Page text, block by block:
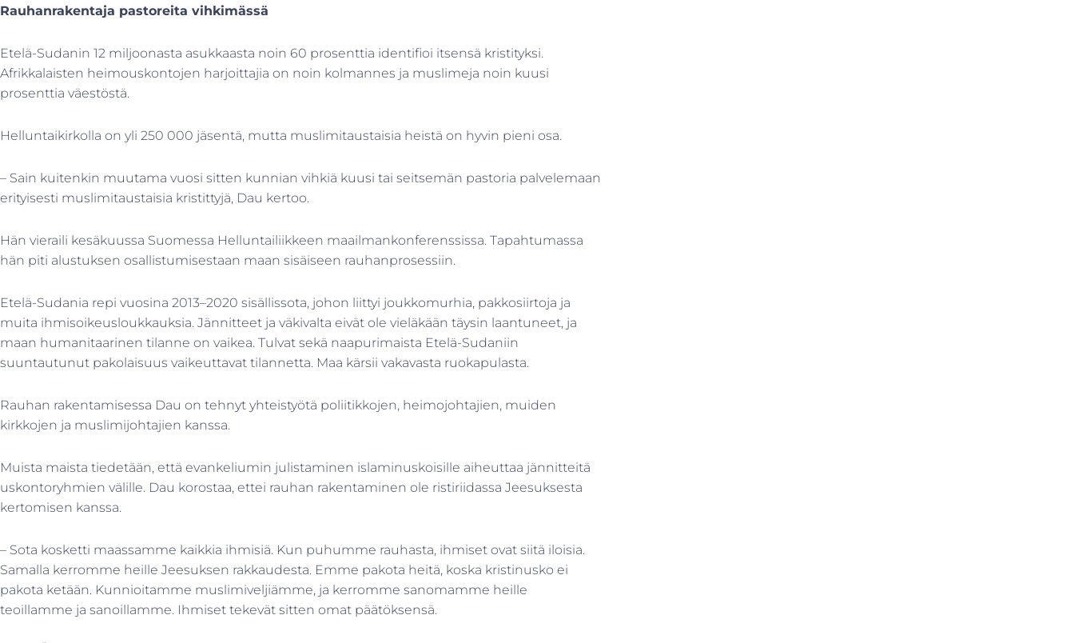
Rauhanrakentaja pastoreita vihkimässä
Etelä-Sudanin 12 miljoonasta asukkaasta noin 60 prosenttia identifioi itsensä kristityksi.
Afrikkalaisten heimouskontojen harjoittajia on noin kolmannes ja muslimeja noin kuusi
prosenttia väestöstä.
Helluntaikirkolla on yli 250 000 jäsentä, mutta muslimitaustaisia heistä on hyvin pieni osa.
– Sain kuitenkin muutama vuosi sitten kunnian vihkiä kuusi tai seitsemän pastoria palvelemaan
erityisesti muslimitaustaisia kristittyjä, Dau kertoo.
Hän vieraili kesäkuussa Suomessa Helluntailiikkeen maailmankonferenssissa. Tapahtumassa
hän piti alustuksen osallistumisestaan maan sisäiseen rauhanprosessiin.
Etelä-Sudania repi vuosina 2013–2020 sisällissota, johon liittyi joukkomurhia, pakkosiirtoja ja
muita ihmisoikeusloukkauksia. Jännitteet ja väkivalta eivät ole vieläkään täysin laantuneet, ja
maan humanitaarinen tilanne on vaikea. Tulvat sekä naapurimaista Etelä-Sudaniin
suuntautunut pakolaisuus vaikeuttavat tilannetta. Maa kärsii vakavasta ruokapulasta.
Rauhan rakentamisessa Dau on tehnyt yhteistyötä poliitikkojen, heimojohtajien, muiden
kirkkojen ja muslimijohtajien kanssa.
Muista maista tiedetään, että evankeliumin julistaminen islaminuskoisille aiheuttaa jännitteitä
uskontoryhmien välille. Dau korostaa, ettei rauhan rakentaminen ole ristiriidassa Jeesuksesta
kertomisen kanssa.
– Sota kosketti maassamme kaikkia ihmisiä. Kun puhumme rauhasta, ihmiset ovat siitä iloisia.
Samalla kerromme heille Jeesuksen rakkaudesta. Emme pakota heitä, koska kristinusko ei
pakota ketään. Kunnioitamme muslimiveljiämme, ja kerromme sanomamme heille
teoillamme ja sanoillamme. Ihmiset tekevät sitten omat päätöksensä.